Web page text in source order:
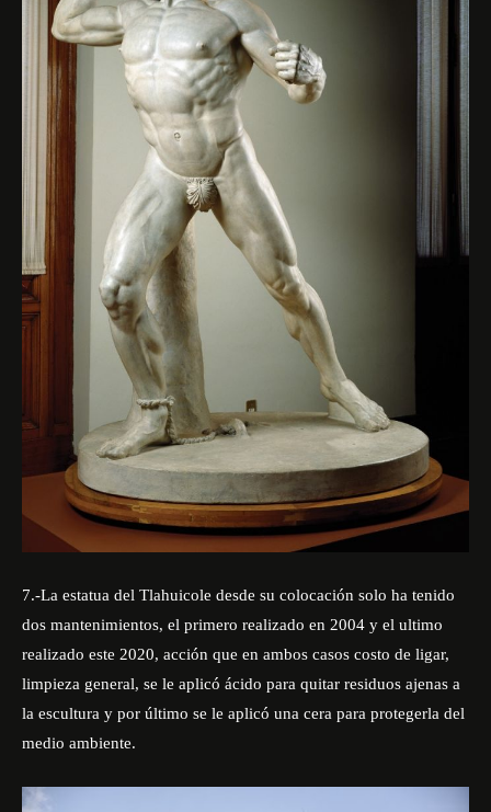
7.-La estatua del Tlahuicole desde su colocación solo ha tenido
dos mantenimientos, el primero realizado en 2004 y el ultimo
realizado este 2020, acción que en ambos casos costo de ligar,
limpieza general, se le aplicó ácido para quitar residuos ajenas a
la escultura y por último se le aplicó una cera para protegerla del
medio ambiente.